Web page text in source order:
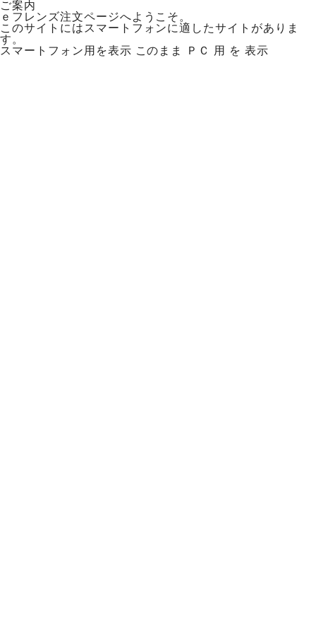
ご案内
ｅフレンズ注文ページへようこそ。
このサイトにはスマートフォンに適したサイトがありま
す。
スマートフォン用を表示 このまま ＰＣ 用 を 表示